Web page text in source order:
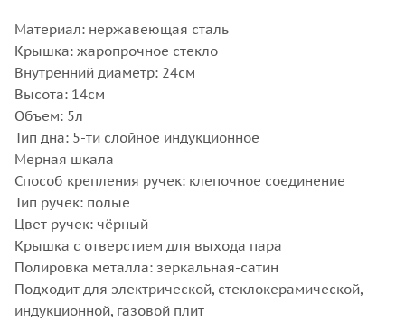
Материал: нержавеющая сталь
Крышка: жаропрочное стекло
Внутренний диаметр: 24см
Высота: 14см
Объем: 5л
Тип дна: 5-ти слойное индукционное
Мерная шкала
Способ крепления ручек: клепочное соединение
Тип ручек: полые
Цвет ручек: чёрный
Крышка с отверстием для выхода пара
Полировка металла: зеркальная-сатин
Подходит для электрической, стеклокерамической,
индукционной, газовой плит